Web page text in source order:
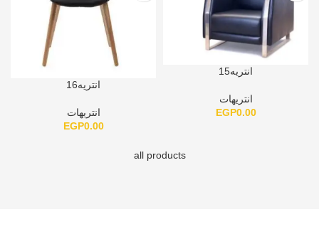
انتريه15
انتريهات
EGP0.00
انتريه16
انتريهات
EGP0.00
all products